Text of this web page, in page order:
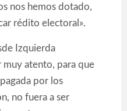
nos hemos dotado,
rédito electoral».
Izquierda
muy atento, para que
por los
no fuera a ser